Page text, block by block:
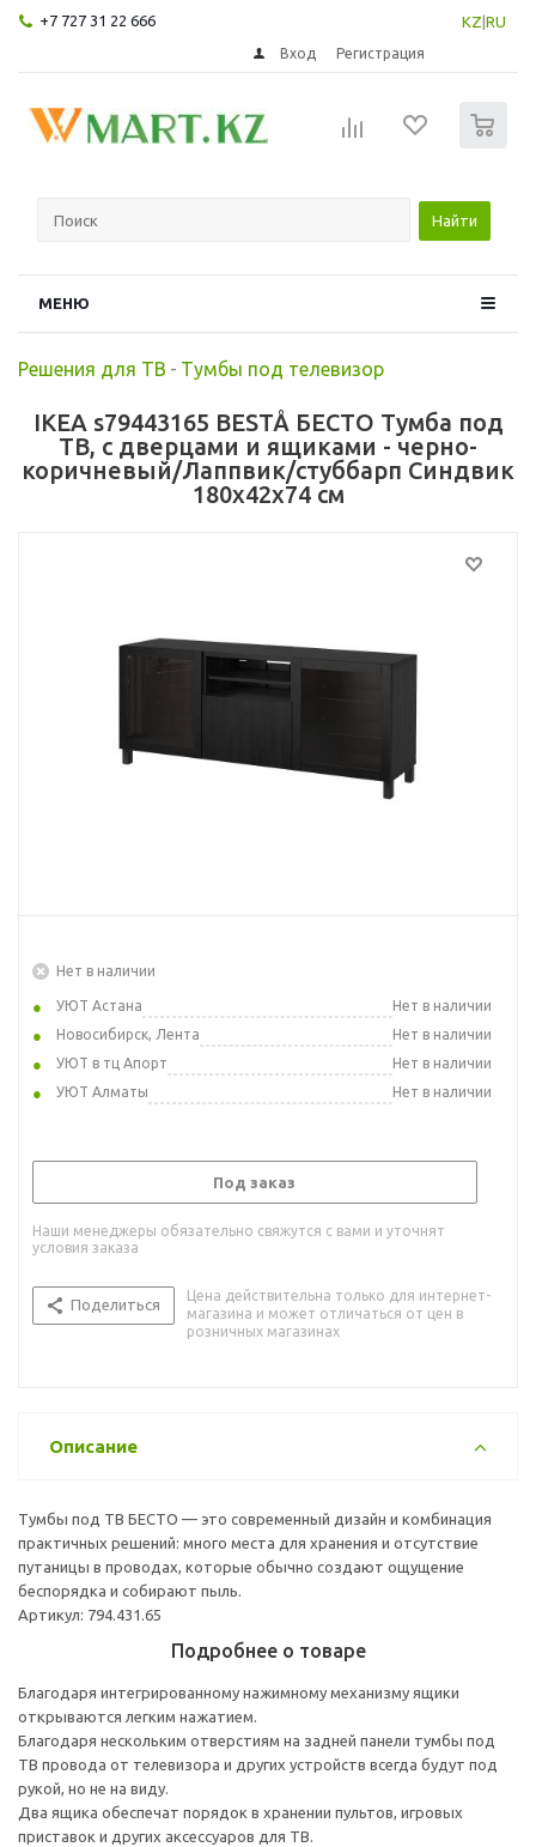
+7 727 31 22 666 KZ RU
Вход Регистрация
Найти
МЕНЮ
Решения для ТВ - Тумбы под телевизор
IKEA s79443165 BESTÅ БЕСТО Тумба под
ТВ, с дверцами и ящиками - черно-
коричневый/Лаппвик/стуббарп Синдвик
180x42x74 см
Нет в наличии
УЮТ Астана
Нет в наличии
Новосибирск, Лента
Нет в наличии
УЮТ в тц Апорт
Нет в наличии
УЮТ Алматы
Нет в наличии
Под заказ
Наши менеджеры обязательно свяжутся с вами и уточнят
условия заказа
Поделиться
Цена действительна только для интернет-
магазина и может отличаться от цен в
розничных магазинах
Описание
Тумбы под ТВ БЕСТО — это современный дизайн и комбинация
практичных решений: много места для хранения и отсутствие
путаницы в проводах, которые обычно создают ощущение
беспорядка и собирают пыль.
Артикул: 794.431.65
Подробнее о товаре
Благодаря интегрированному нажимному механизму ящики
открываются легким нажатием.
Благодаря нескольким отверстиям на задней панели тумбы под
ТВ провода от телевизора и других устройств всегда будут под
рукой, но не на виду.
Два ящика обеспечат порядок в хранении пультов, игровых
приставок и других аксессуаров для ТВ.